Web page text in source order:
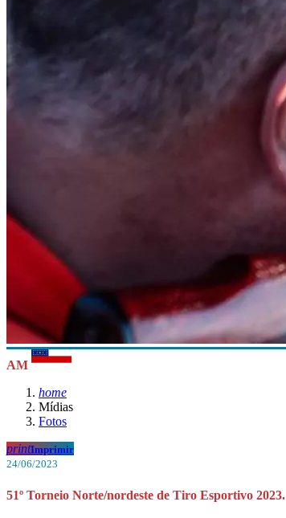
AM
home
Mídias
Fotos
printImprimir
24/06/2023
51º Torneio Norte/nordeste de Tiro Esportivo 2023.